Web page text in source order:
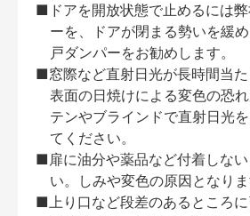
■ドアを開放状態で止めるには
ーを、ドアが閉まる勢いを緩
戸ダンパーをお勧めします。
■窓際など直射日光が長時間当た
表面の日焼けによる変色の恐
テンやブラインドで直射日光
てください。
■扉に油分や薬品など付着しな
い。しみや変色の原因となりま
■上り口など段差のあるところ